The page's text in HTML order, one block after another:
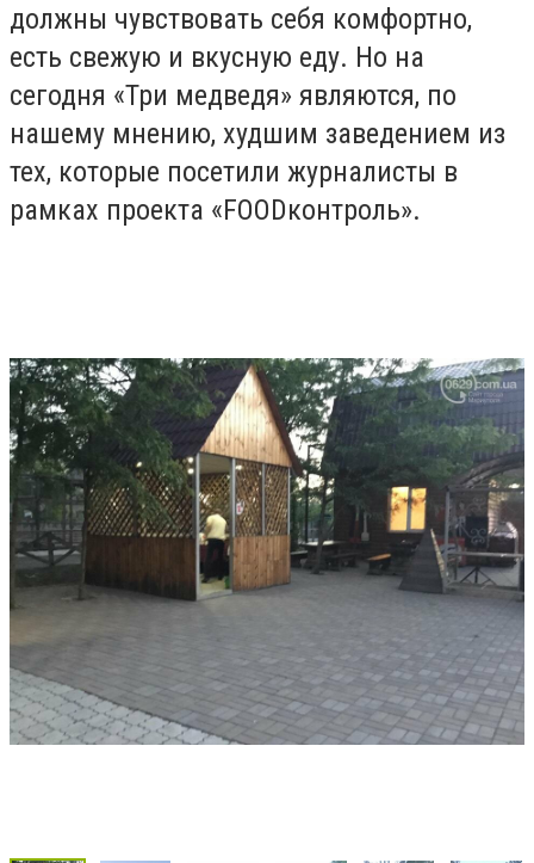
должны чувствовать себя комфортно,
есть свежую и вкусную еду. Но на
сегодня «Три медведя» являются, по
нашему мнению, худшим заведением из
тех, которые посетили журналисты в
рамках проекта «FOODконтроль».